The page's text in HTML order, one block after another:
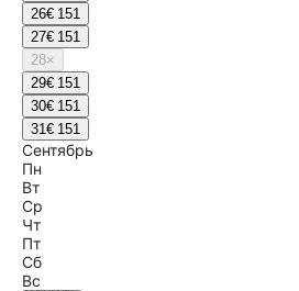
26€ 151
27€ 151
28×
29€ 151
30€ 151
31€ 151
Сентябрь
Пн
Вт
Ср
Чт
Пт
Сб
Вс